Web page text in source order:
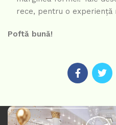
rece, pentru o experiență
Poftă bună!